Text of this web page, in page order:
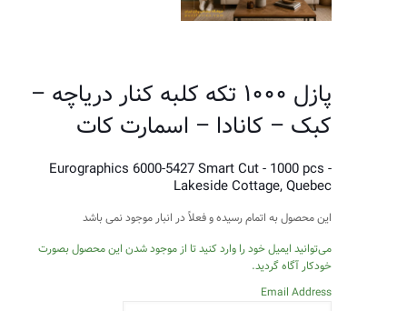
پازل ۱۰۰۰ تکه کلبه کنار دریاچه –
کبک – کانادا – اسمارت کات
Eurographics 6000-5427 Smart Cut - 1000 pcs -
Lakeside Cottage, Quebec
این محصول به اتمام رسیده و فعلاً در انبار موجود نمی باشد
می‌توانید ایمیل خود را وارد کنید تا از موجود شدن این محصول بصورت
خودکار آگاه گردید.
Email Address